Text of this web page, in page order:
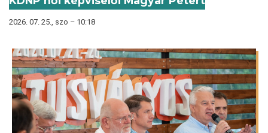
2026. 07. 25., szo – 10:18